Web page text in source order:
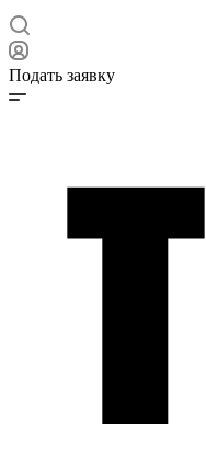
Подать заявку